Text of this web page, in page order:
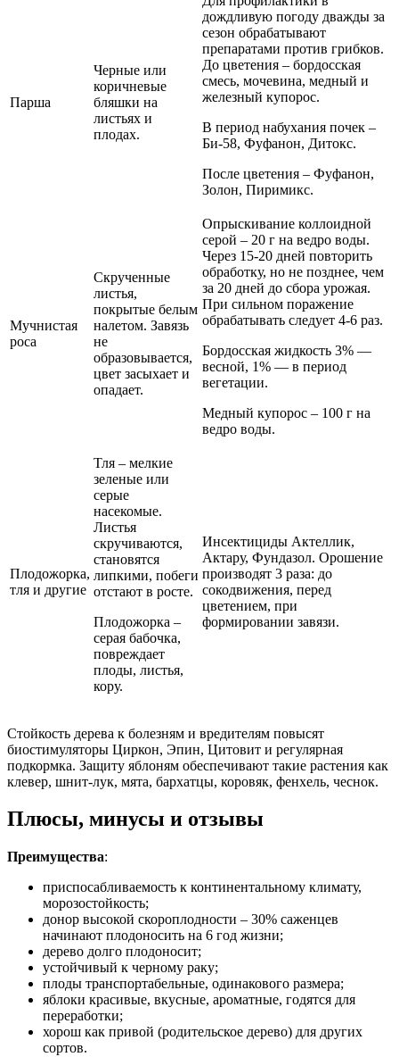
Парша
Черные или
коричневые
бляшки на
листьях и
плодах.
дождливую погоду дважды за
сезон обрабатывают
препаратами против грибков.
До цветения – бордосская
смесь, мочевина, медный и
железный купорос.
В период набухания почек –
Би-58, Фуфанон, Дитокс.
После цветения – Фуфанон,
Золон, Пиримикс.
Мучнистая
роса
Скрученные
листья,
покрытые белым
налетом. Завязь
не
образовывается,
цвет засыхает и
опадает.
Опрыскивание коллоидной
серой – 20 г на ведро воды.
Через 15-20 дней повторить
обработку, но не позднее, чем
за 20 дней до сбора урожая.
При сильном поражение
обрабатывать следует 4-6 раз.
Бордосская жидкость 3% —
весной, 1% — в период
вегетации.
Медный купорос – 100 г на
ведро воды.
Плодожорка,
тля и другие
Тля – мелкие
зеленые или
серые
насекомые.
Листья
скручиваются,
становятся
липкими, побеги
отстают в росте.
Плодожорка –
серая бабочка,
повреждает
плоды, листья,
кору.
Инсектициды Актеллик,
Актару, Фундазол. Орошение
производят 3 раза: до
сокодвижения, перед
цветением, при
формировании завязи.
Стойкость дерева к болезням и вредителям повысят
биостимуляторы Циркон, Эпин, Цитовит и регулярная
подкормка. Защиту яблоням обеспечивают такие растения как
клевер, шнит-лук, мята, бархатцы, коровяк, фенхель, чеснок.
Плюсы, минусы и отзывы
Преимущества:
приспосабливаемость к континентальному климату,
морозостойкость;
донор высокой скороплодности – 30% саженцев
начинают плодоносить на 6 год жизни;
дерево долго плодоносит;
устойчивый к черному раку;
плоды транспортабельные, одинакового размера;
яблоки красивые, вкусные, ароматные, годятся для
переработки;
хорош как привой (родительское дерево) для других
сортов.